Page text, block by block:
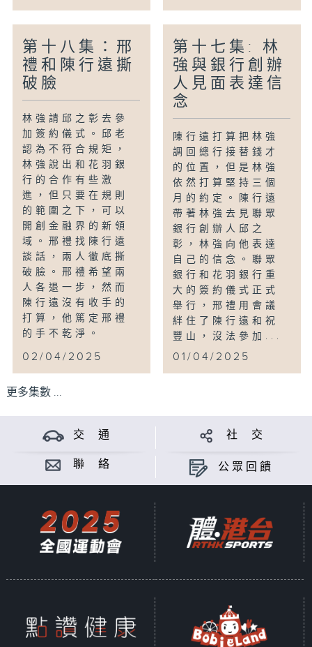
第十八集：邢
禮和陳行遠撕
破臉
林強請邱之彰去參
加簽約儀式。邱老
認為不符合規矩，
林強說出和花羽銀
行的合作有些激
進，但只要在規則
的範圍之下，可以
開創金融界的新領
域。邢禮找陳行遠
談話，兩人徹底撕
破臉。邢禮希望兩
人各退一步，然而
陳行遠沒有收手的
打算，他篤定邢禮
的手不乾淨。
02/04/2025
第十七集: 林
強與銀行創辦
人見面表達信
念
陳行遠打算把林強
調回總行接替錢才
的位置，但是林強
依然打算堅持三個
月的約定。陳行遠
帶著林強去見聯眾
銀行創辦人邱之
彰，林強向他表達
自己的信念。聯眾
銀行和花羽銀行重
大的簽約儀式正式
舉行，邢禮用會議
絆住了陳行遠和祝
豐山，沒法參加...
01/04/2025
更多集數 ...
交 通 社 交
聯 絡 公眾回饋